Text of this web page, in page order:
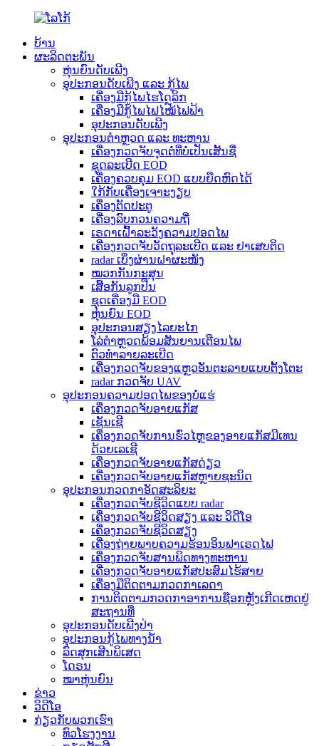
ບ້ານ
ຜະລິດຕະພັນ
ຫຸ່ນຍົນດັບເພີງ
ອຸປະກອນດັບເພີງ ແລະ ກູ້ໄພ
ເຄື່ອງມືກູ້ໄພໄຮໂດຼລິກ
ເຄື່ອງມືກູ້ໄພໄຟໄໝ້ໄຟຟ້າ
ອຸປະກອນດັບເພີງ
ອຸປະກອນຕຳຫຼວດ ແລະ ທະຫານ
ເຄື່ອງກວດຈັບຈຸດຕໍ່ທີ່ບໍ່ເປັນເສັ້ນຊື່
ຊຸດລະເບີດ EOD
ເຄື່ອງຄວບຄຸມ EOD ແບບຍືດຫົດໄດ້
ໃກ້ກັບເຄື່ອງເຈາະງຽບ
ເຄື່ອງຕັດປະຕູ
ເຄື່ອງລົບກວນຄວາມຖີ່
ເຣດາເຝົ້າລະວັງຄວາມປອດໄພ
ເຄື່ອງກວດຈັບວັດຖຸລະເບີດ ແລະ ຢາເສບຕິດ
radar ເບິ່ງຜ່ານຝາຜະໜັງ
ໝວກກັນກະສຸນ
ເສື້ອກັນລູກປືນ
ຊຸດເຄື່ອງມື EOD
ຫຸ່ນຍົນ EOD
ອຸປະກອນສຽງໄລຍະໄກ
ໂລ່ຕຳຫຼວດພ້ອມສັນຍານເຕືອນໄພ
ຕົວທຳລາຍລະເບີດ
ເຄື່ອງກວດຈັບຂອງແຫຼວອັນຕະລາຍແບບຕັ້ງໂຕະ
radar ກວດຈັບ UAV
ອຸປະກອນຄວາມປອດໄພຂອງບໍ່ແຮ່
ເຄື່ອງກວດຈັບອາຍແກັສ
ເຊັນເຊີ
ເຄື່ອງກວດຈັບການຮົ່ວໄຫຼຂອງອາຍແກັສມີເທນ
ດ້ວຍເລເຊີ
ເຄື່ອງກວດຈັບອາຍແກັສດ່ຽວ
ເຄື່ອງກວດຈັບອາຍແກັສຫຼາຍຊະນິດ
ອຸປະກອນກວດກາອັດສະລິຍະ
ເຄື່ອງກວດຈັບຊີວິດແບບ radar
ເຄື່ອງກວດຈັບຊີວິດສຽງ ແລະ ວິດີໂອ
ເຄື່ອງກວດຈັບຊີວິດສຽງ
ເຄື່ອງຖ່າຍພາບຄວາມຮ້ອນອິນຟາເຣດໄຟ
ເຄື່ອງກວດຈັບສານພິດທາງທະຫານ
ເຄື່ອງກວດຈັບອາຍແກັສປະສົມໄຮ້ສາຍ
ເຄື່ອງມືຕິດຕາມກວດກາເລດາ
ການຕິດຕາມກວດກາອາການຊ໊ອກຫຼັງເກີດເຫດຢູ່
ສະຖານທີ່
ອຸປະກອນດັບເພີງປ່າ
ອຸປະກອນກູ້ໄພທາງນ້ຳ
ລົດສຸກເສີນພິເສດ
ໂດຣນ
ໝາຫຸ່ນຍົນ
ຂ່າວ
ວິດີໂອ
ກ່ຽວກັບພວກເຮົາ
ທົວໂຮງງານ